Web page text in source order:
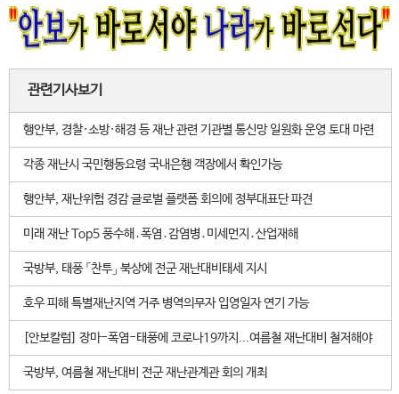
관련기사보기
행안부, 경찰·소방·해경 등 재난 관련 기관별 통신망 일원화 운영 토대 마련
각종 재난시 국민행동요령 국내은행 객장에서 확인가능
행안부, 재난위험 경감 글로벌 플랫폼 회의에 정부대표단 파견
미래 재난 Top5 풍수해․폭염․감염병․미세먼지․산업재해
국방부, 태풍 「찬투」 북상에 전군 재난대비태세 지시
호우 피해 특별재난지역 거주 병역의무자 입영일자 연기 가능
[안보칼럼] 장마-폭염-태풍에 코로나19까지...여름철 재난대비 철저해야
국방부, 여름철 재난대비 전군 재난관계관 회의 개최